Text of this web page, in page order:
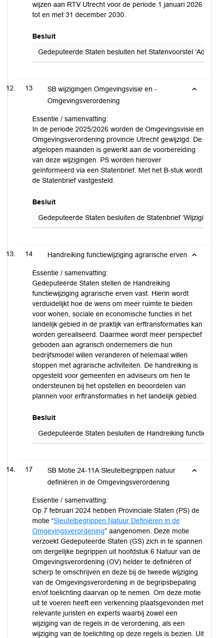
wijzen aan RTV Utrecht voor de periode 1 januari 2026
tot en met 31 december 2030.
Besluit
Gedeputeerde Staten besluiten het Statenvoorstel
13
SB wijzigingen Omgevingsvisie en -
Omgevingsverordening
Essentie / samenvatting:
In de periode 2025/2026 worden de Omgevingsvisie en
Omgevingsverordening provincie Utrecht gewijzigd. De
afgelopen maanden is gewerkt aan de voorbereiding
van deze wijzigingen. PS worden hierover
geïnformeerd via een Statenbrief. Met het B-stuk wordt
de Statenbrief vastgesteld.
Besluit
Gedeputeerde Staten besluiten de Statenbrief
14 Handreiking functiewijziging agrarische erven
Essentie / samenvatting:
Gedeputeerde Staten stellen de Handreiking
functiewijziging agrarische erven vast. Hierin wordt
verduidelijkt hoe de wens om meer ruimte te bieden
voor wonen, sociale en economische functies in het
landelijk gebied in de praktijk van erftransformaties kan
worden gerealiseerd. Daarmee wordt meer perspectief
geboden aan agrarisch ondernemers die hun
bedrijfsmodel willen veranderen of helemaal willen
stoppen met agrarische activiteiten. De handreiking is
opgesteld voor gemeenten en adviseurs om hen te
ondersteunen bij het opstellen en beoordelen van
plannen voor erftransformaties in het landelijk gebied.
Besluit
Gedeputeerde Staten besluiten de Handreiking
17
SB Motie 24-11A Sleutelbegrippen natuur
definiëren in de Omgevingsverordening
Essentie / samenvatting:
Op 7 februari 2024 hebben Provinciale Staten (PS) de
motie “Sleutelbegrippen Natuur Definiëren in de
Omgevingsverordening” aangenomen. Deze motie
verzoekt Gedeputeerde Staten (GS) zich in te spannen
om dergelijke begrippen uit hoofdstuk 6 Natuur van de
Omgevingsverordening (OV) helder te definiëren of
scherp te omschrijven en deze bij de tweede wijziging
van de Omgevingsverordening in de begripsbepaling
en/of toelichting daarvan op te nemen. Om deze motie
uit te voeren heeft een verkenning plaatsgevonden met
relevante juristen en experts waarbij zowel een
wijziging van de regels in de verordening, als een
wijziging van de toelichting op deze regels is bezien. Uit